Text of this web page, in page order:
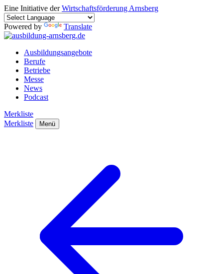
Eine Initiative derWirtschaftsförderung Arnsberg
Powered by Translate
Ausbildungsangebote
Berufe
Betriebe
Messe
News
Podcast
Merkliste
Merkliste
Menü